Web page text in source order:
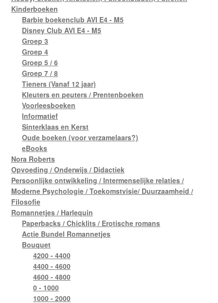
Kinderboeken
Barbie boekenclub AVI E4 - M5
Disney Club AVI E4 - M5
Groep 3
Groep 4
Groep 5 / 6
Groep 7 / 8
Tieners (Vanaf 12 jaar)
Kleuters en peuters / Prentenboeken
Voorleesboeken
Informatief
Sinterklaas en Kerst
Oude boeken (voor verzamelaars?)
eBooks
Nora Roberts
Opvoeding / Onderwijs / Didactiek
Persoonlijke ontwikkeling / Intermenselijke relaties /
Moderne Psychologie / Toekomstvisie/ Duurzaamheid /
Filosofie
Romannetjes / Harlequin
Paperbacks / Chicklits / Erotische romans
Actie Bundel Romannetjes
Bouquet
4200 - 4400
4400 - 4600
4600 - 4800
0 - 1000
1000 - 2000